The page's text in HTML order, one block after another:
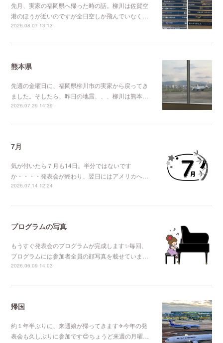
先月、実家の福岡県へ帰った時の話。柳川は佐賀空
港のほうが近いのですが全日空しか飛んでいなく…
2026.08.07 13:13
熊本県
先週の金曜日に、福岡県柳川市の実家から戻ってき
ました。そしたら、昨日の地震、、、柳川は熊本…
2026.07.29 14:39
7月
気が付いたら７月も14日。半分ではないです
か・・・・発表会が終わり、翌日にはアメリカへ…
2026.07.14 12:24
プログラムの写真
もうすぐ発表会のプログラムが完成します✨毎回、
プログラムには参加者全員の顔写真を載せていま…
2026.06.09 14:03
帰国
約１年半ぶりに、来週娘が帰ってきます✈今年の発
表会も久しぶりに参加です😊ちょうど来週の月曜…